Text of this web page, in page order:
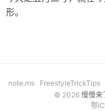
形。
note.ms FreestyleTrickTips
© 2026 慢慢来
鄂